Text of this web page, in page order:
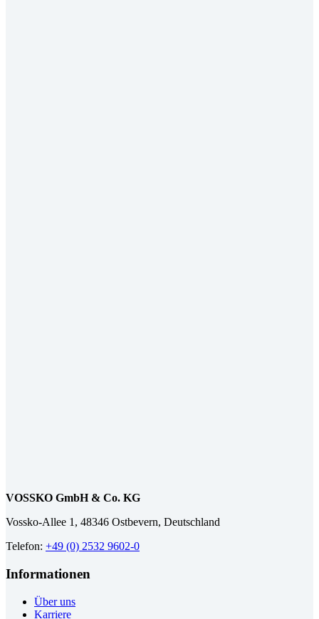
VOSSKO GmbH & Co. KG
Vossko-Allee 1, 48346 Ostbevern, Deutschland
Telefon: +49 (0) 2532 9602-0
Informationen
Über uns
Karriere